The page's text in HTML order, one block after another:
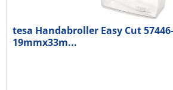
tesa Handabroller Easy Cut
19mmx33m...